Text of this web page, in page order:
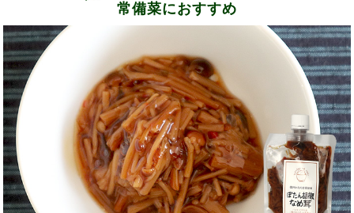
常備菜におすすめ